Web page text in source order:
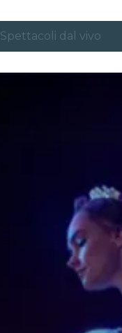
Spettacoli dal vivo